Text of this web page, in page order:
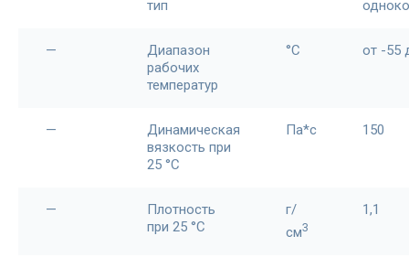
тип
—
Диапазон
рабочих
температур
°С от -55
—
Динамическая
вязкость при
25 °С
Па*с 150
—
Плотность
при 25 °С
г/
см3
1,1